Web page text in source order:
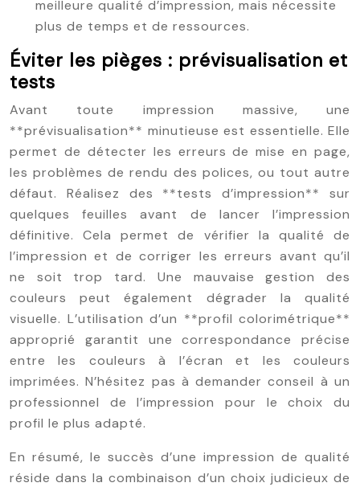
meilleure qualité d’impression, mais nécessite
plus de temps et de ressources.
Éviter les pièges : prévisualisation et
tests
Avant toute impression massive, une
**prévisualisation** minutieuse est essentielle. Elle
permet de détecter les erreurs de mise en page,
les problèmes de rendu des polices, ou tout autre
défaut. Réalisez des **tests d’impression** sur
quelques feuilles avant de lancer l’impression
définitive. Cela permet de vérifier la qualité de
l’impression et de corriger les erreurs avant qu’il
ne soit trop tard. Une mauvaise gestion des
couleurs peut également dégrader la qualité
visuelle. L’utilisation d’un **profil colorimétrique**
approprié garantit une correspondance précise
entre les couleurs à l’écran et les couleurs
imprimées. N’hésitez pas à demander conseil à un
professionnel de l’impression pour le choix du
profil le plus adapté.
En résumé, le succès d’une impression de qualité
réside dans la combinaison d’un choix judicieux de